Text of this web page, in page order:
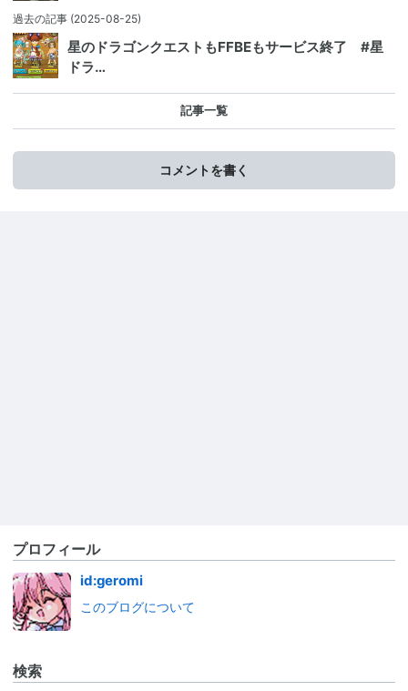
過去の記事 (2025-08-25)
星のドラゴンクエストもFFBEもサービス終了 #星
ドラ…
記事一覧
コメントを書く
プロフィール
id:geromi
このブログについて
検索